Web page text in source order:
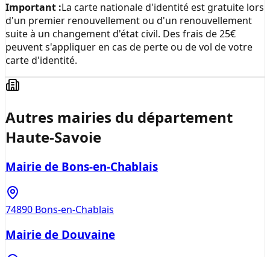
Important :La carte nationale d'identité est gratuite lors
d'un premier renouvellement ou d'un renouvellement
suite à un changement d'état civil. Des frais de 25€
peuvent s'appliquer en cas de perte ou de vol de votre
carte d'identité.
Autres mairies du département
Haute-Savoie
Mairie de Bons-en-Chablais
74890 Bons-en-Chablais
Mairie de Douvaine